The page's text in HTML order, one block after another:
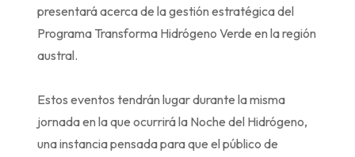
presentará acerca de la gestión estratégica del
Programa Transforma Hidrógeno Verde en la región
austral.
Estos eventos tendrán lugar durante la misma
jornada en la que ocurrirá la Noche del Hidrógeno,
una instancia pensada para que el público de